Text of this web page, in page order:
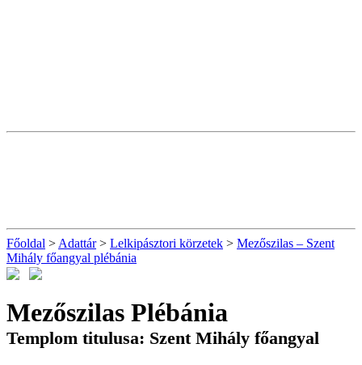
Főoldal > Adattár> Lelkipásztori körzetek > Mezőszilas – Szent
Mihály főangyal plébánia
Mezőszilas Plébánia
Templom titulusa: Szent Mihály főangyal